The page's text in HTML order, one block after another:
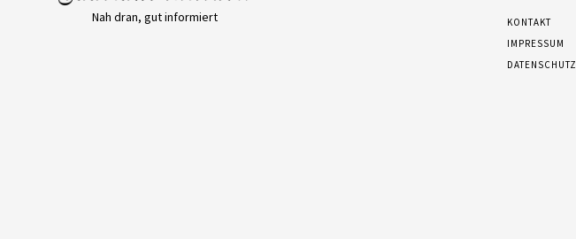
Nah dran, gut informiert
KONTAKT
IMPRESSUM
DATENSCHUTZ